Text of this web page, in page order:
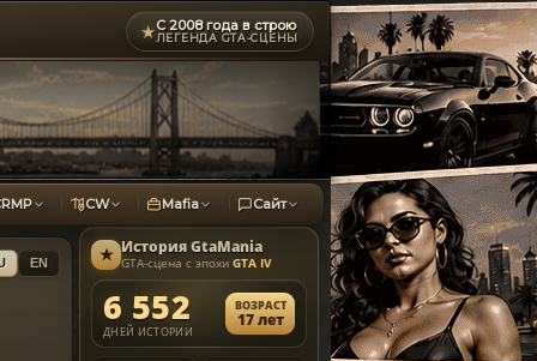
★С 2008 года в строю
ЛЕГЕНДА GTA-СЦЕНЫ
CW Mafia Сайт
EN ★ ИсторияGtaMania
GTA-сцена с эпохи GTA IV
6 552
ДНЕЙ ИСТОРИИ
ВОЗРАСТ
17 лет